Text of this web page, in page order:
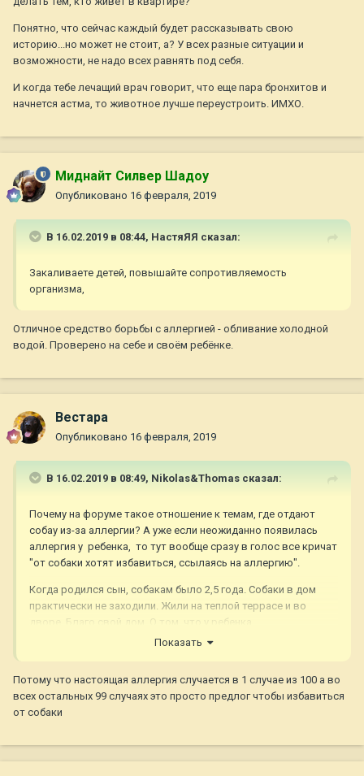
Понятно, что сейчас каждый будет рассказывать свою
историю...но может не стоит, а? У всех разные ситуации и
возможности, не надо всех равнять под себя.
И когда тебе лечащий врач говорит, что еще пара бронхитов и
начнется астма, то животное лучше переустроить. ИМХО.
Миднайт Силвер Шадоу
Опубликовано 16 февраля, 2019
В 16.02.2019 в 08:44, НастяЯЯ сказал:
Закаливаете детей, повышайте сопротивляемость
организма,
Отличное средство борьбы с аллергией - обливание холодной
водой. Проверено на себе и своём ребёнке.
Вестара
Опубликовано 16 февраля, 2019
В 16.02.2019 в 08:49, Nikolas&Thomas сказал:
Почему на форуме такое отношение к темам, где отдают
собау из-за аллергии? А уже если неожиданно появилась
аллергия у ребенка, то тут вообще сразу в голос все кричат
"от собаки хотят избавиться, ссылаясь на аллергию".
Когда родился сын, собакам было 2,5 года. Собаки в дом
практически не заходили. Жили на теплой террасе и во
дворе. Благо свой дом. О том, что у ребенка
сильнейшая аллергия на собак и кошек, я узнала, когда ему
на цветение, березы, ольху и тп, которая впервые
проявилась, когда ему было 5 лет
что делать тем, кто живет в квартире?
Показать
Потому что настоящая аллергия случается в 1 случае из 100 а во
всех остальных 99 случаях это просто предлог чтобы избавиться
от собаки